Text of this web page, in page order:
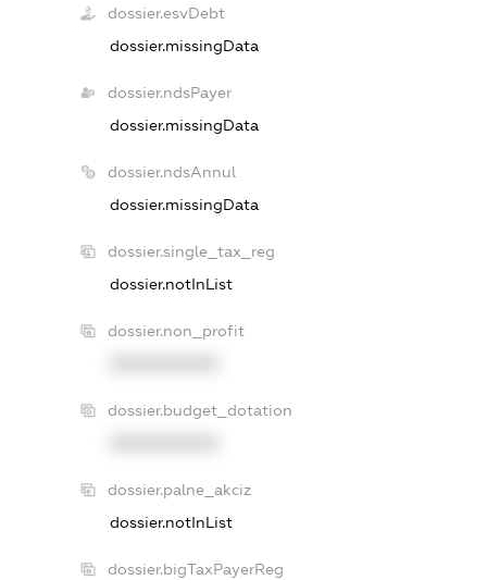
dossier.esvDebt
dossier.missingData
dossier.ndsPayer
dossier.missingData
dossier.ndsAnnul
dossier.missingData
dossier.single_tax_reg
dossier.notInList
dossier.non_profit
dossier.budget_dotation
dossier.palne_akciz
dossier.notInList
dossier.bigTaxPayerReg